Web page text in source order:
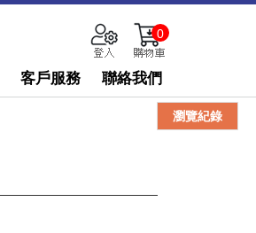
客戶服務 聯絡我們
0
瀏覽紀錄